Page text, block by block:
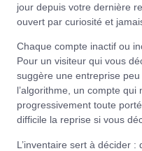
jour depuis votre dernière
ouvert par curiosité et
Chaque compte inactif ou
Pour un visiteur qui vous
suggère une entreprise
l’algorithme, un compte qui
progressivement toute
difficile la reprise si vous
L’inventaire sert à décider